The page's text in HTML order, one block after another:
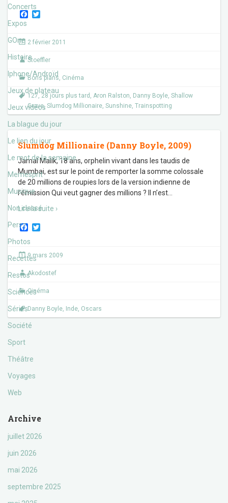
Concerts
Expos
GOne
Histoire
Iphone/Androïd
Jeux de plateau
Jeux vidéos
La blague du jour
Le lien du jour
Le mot de la semaine
Memesprit
Musique
Non classé
Perso
Photos
Recettes
Restos
Sciences
Séries
Société
Sport
Théâtre
Voyages
Web
Archive
juillet 2026
juin 2026
mai 2026
septembre 2025
F
e
b
o
o
k
t
r
2 février 2011
Stoeffler
Bons plans, Cinéma
127, 28 jours plus tard , Aron Ralston, Danny Boyle, Shallow
Grave, Slumdog Millionaire, Sunshine, Trainspotting
Slumdog Millionaire (Danny Boyle, 2009)
Jamal Malik, 18 ans, orphelin vivant dans les taudis de
Mumbai, est sur le point de remporter la somme colossale
de 20 millions de roupies lors de la version indienne de
l’émission Qui veut gagner des millions ? Il n’est
Lire la suite ›
F
c
e
b
o
t
r
9 mars 2009
Akodostef
Cinéma
Danny Boyle, Inde, Oscars